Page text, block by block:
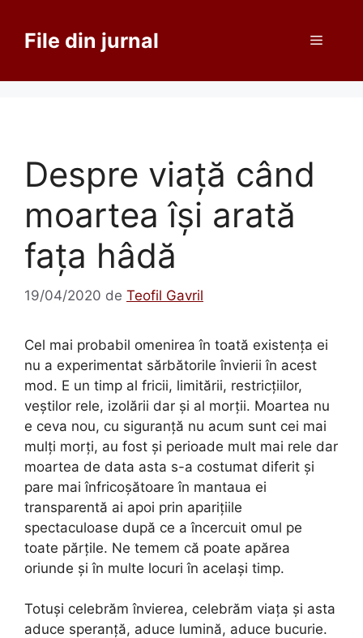
conținutFile din jurnal Meniu
Despre viață când
moartea își arată
fața hâdă
19/04/2020 de Teofil Gavril
Cel mai probabil omenirea în toată existența ei
nu a experimentat sărbătorile învierii în acest
mod. E un timp al fricii, limitării, restricțiilor,
veștilor rele, izolării dar și al morții. Moartea nu
e ceva nou, cu siguranță nu acum sunt cei mai
mulți morți, au fost și perioade mult mai rele dar
moartea de data asta s-a costumat diferit și
pare mai înfricoșătoare în mantaua ei
transparentă ai apoi prin aparițiile
spectaculoase după ce a încercuit omul pe
toate părțile. Ne temem că poate apărea
oriunde și în multe locuri în același timp.
Totuși celebrăm învierea, celebrăm viața și asta
aduce speranță, aduce lumină, aduce bucurie.